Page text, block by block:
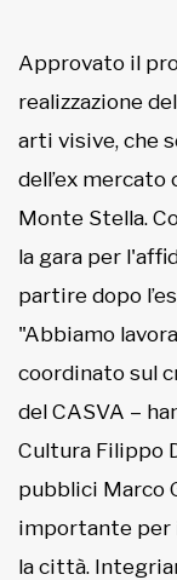
Approvato il
realizzazione
arti visive, che
dell’ex
Monte Stella.
la gara per
partire dopo
"Abbiamo
coordinato sul
del CASVA –
Cultura Filippo
pubblici Marco
importante per
la città.